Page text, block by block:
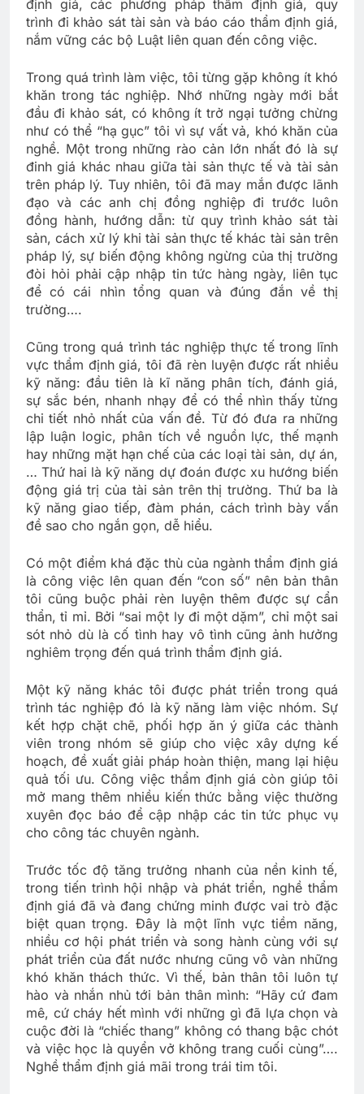
định giá, các phương pháp thẩm định giá, quy
trình đi khảo sát tài sản và báo cáo thẩm định giá,
nắm vững các bộ Luật liên quan đến công việc.
Trong quá trình làm việc, tôi từng gặp không ít khó
khăn trong tác nghiệp. Nhớ những ngày mới bắt
đầu đi khảo sát, có không ít trở ngại tưởng chừng
như có thể “hạ gục” tôi vì sự vất vả, khó khăn của
nghề. Một trong những rào cản lớn nhất đó là sự
đinh giá khác nhau giữa tài sản thực tế và tài sản
trên pháp lý. Tuy nhiên, tôi đã may mắn được lãnh
đạo và các anh chị đồng nghiệp đi trước luôn
đồng hành, hướng dẫn: từ quy trình khảo sát tài
sản, cách xử lý khi tài sản thực tế khác tài sản trên
pháp lý, sự biến động không ngừng của thị trường
đòi hỏi phải cập nhập tin tức hàng ngày, liên tục
để có cái nhìn tổng quan và đúng đắn về thị
trường….
Cũng trong quá trình tác nghiệp thực tế trong lĩnh
vực thẩm định giá, tôi đã rèn luyện được rất nhiều
kỹ năng: đầu tiên là kĩ năng phân tích, đánh giá,
sự sắc bén, nhanh nhạy để có thể nhìn thấy từng
chi tiết nhỏ nhất của vấn đề. Từ đó đưa ra những
lập luận logic, phân tích về nguồn lực, thế mạnh
hay những mặt hạn chế của các loại tài sản, dự án,
… Thứ hai là kỹ năng dự đoán được xu hướng biến
động giá trị của tài sản trên thị trường. Thứ ba là
kỹ năng giao tiếp, đàm phán, cách trình bày vấn
đề sao cho ngắn gọn, dễ hiểu.
Có một điểm khá đặc thù của ngành thẩm định giá
là công việc lên quan đến “con số” nên bản thân
tôi cũng buộc phải rèn luyện thêm được sự cẩn
thẩn, tỉ mỉ. Bởi “sai một ly đi một dặm”, chỉ một sai
sót nhỏ dù là cố tình hay vô tình cũng ảnh hưởng
nghiêm trọng đến quá trình thẩm định giá.
Một kỹ năng khác tôi được phát triển trong quá
trình tác nghiệp đó là kỹ năng làm việc nhóm. Sự
kết hợp chặt chẽ, phối hợp ăn ý giữa các thành
viên trong nhóm sẽ giúp cho việc xây dựng kế
hoạch, đề xuất giải pháp hoàn thiện, mang lại hiệu
quả tối ưu. Công việc thẩm định giá còn giúp tôi
mở mang thêm nhiều kiến thức bằng việc thường
xuyên đọc báo để cập nhập các tin tức phục vụ
cho công tác chuyên ngành.
Trước tốc độ tăng trưởng nhanh của nền kinh tế,
trong tiến trình hội nhập và phát triển, nghề thẩm
định giá đã và đang chứng minh được vai trò đặc
biệt quan trọng. Đây là một lĩnh vực tiềm năng,
nhiều cơ hội phát triển và song hành cùng với sự
phát triển của đất nước nhưng cũng vô vàn những
khó khăn thách thức. Vì thế, bản thân tôi luôn tự
hào và nhắn nhủ tới bản thân mình: “Hãy cứ đam
mê, cứ cháy hết mình với những gì đã lựa chọn và
cuộc đời là “chiếc thang” không có thang bậc chót
và việc học là quyển vở không trang cuối cùng”….
Nghề thẩm định giá mãi trong trái tim tôi.